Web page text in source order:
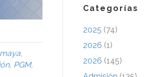
,
, PGM,
Categorías
2025 (74)
2026 (1)
2026 (145)